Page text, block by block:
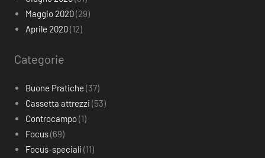
Maggio 2020(29)
Aprile 2020(12)
Categorie
Buone Pratiche (37)
Cassetta attrezzi (53)
Controcampo(1)
Focus(69)
Focus-speciali (11)